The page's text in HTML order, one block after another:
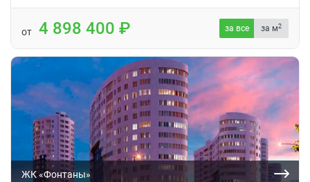
от 4 898 400 за все за м2
ЖК «Фонтаны»